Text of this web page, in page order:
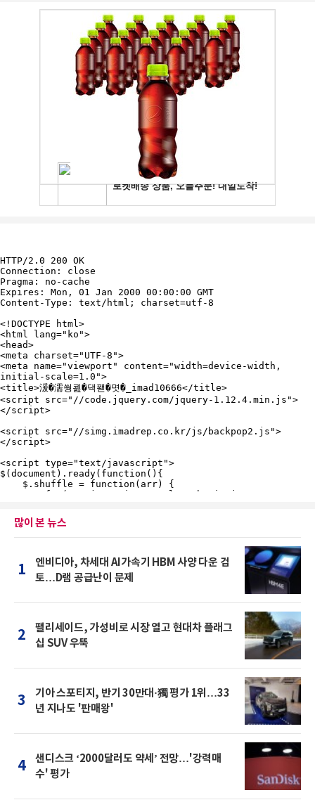
많이 본 뉴스
1
엔비디아, 차세대 AI가속기 HBM 사양 다운 검
토…D램 공급난이 문제
2
팰리세이드, 가성비로 시장 열고 현대차 플래그
십 SUV 우뚝
3
기아 스포티지, 반기 30만대·獨 평가 1위…33
년 지나도 '판매왕'
4
샌디스크 ‘2000달러도 약세’ 전망…'강력매
수' 평가